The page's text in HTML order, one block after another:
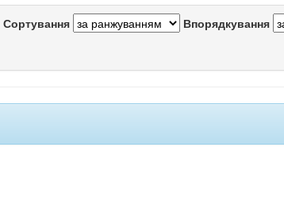
Сортування Впорядкування